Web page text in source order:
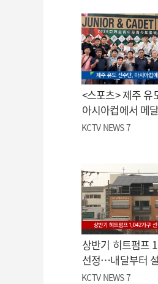
<스포츠> 제주 유
아시아컵에서 메
KCTV NEWS 7
상반기 히트펌프
선정…내달부터
KCTV NEWS 7